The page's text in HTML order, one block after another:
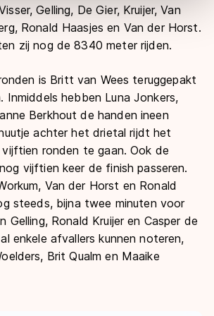
vindt u in ons cookiebeleid
Gelling, De Gier, Kruijer, Van
Ronald Haasjes en Van der Horst.
zij nog de 8340 meter rijden.
is Britt van Wees teruggepakt
hebben Luna Jonkers,
Berkhout de handen ineen
achter het drietal rijdt het
ronden te gaan. Ook de
vijftien keer de finish passeren.
Van der Horst en Ronald
steeds, bijna twee minuten voor
Gelling, Ronald Kruijer en Casper de
enkele afvallers kunnen noteren,
Brit Qualm en Maaike